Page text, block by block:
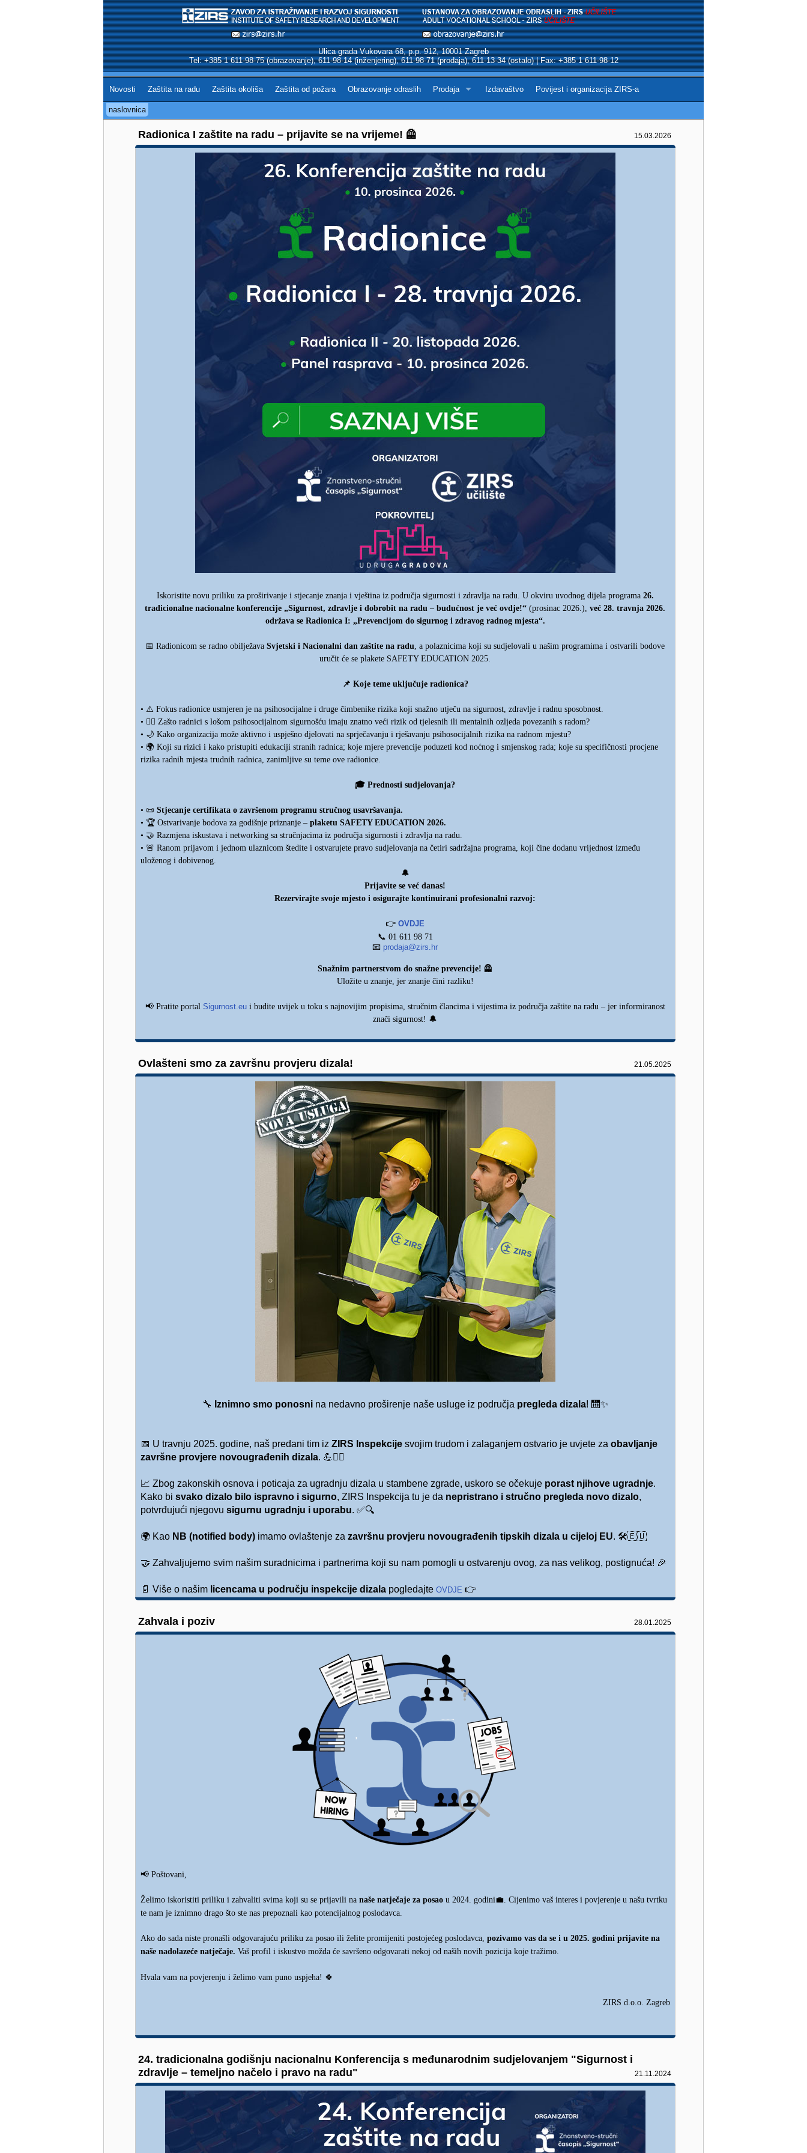
Ulica grada Vukovara 68, p.p. 912, 10001 Zagreb
Tel: +385 1 611-98-75 (obrazovanje), 611-98-14 (inženjering), 611-98-71 (prodaja), 611-13-34 (ostalo) | Fax: +385 1 611-98-12
Novosti Zaštita na radu Zaštita okoliša Zaštita od požara Obrazovanje odraslih Prodaja Izdavaštvo Povijest i organizacija ZIRS-a
naslovnica
Radionica I zaštite na radu – prijavite se na vrijeme! 🦺 15.03.2026
Iskoristite novu priliku za proširivanje i stjecanje znanja i vještina iz područja sigurnosti i zdravlja na radu. U okviru uvodnog dijela programa 26.
tradicionalne nacionalne konferencije „Sigurnost, zdravlje i dobrobit na radu – budućnost je već ovdje!“ (prosinac 2026.), već 28. travnja 2026.
održava se Radionica I: „Prevencijom do sigurnog i zdravog radnog mjesta“.
📅 Radionicom se radno obilježava Svjetski i Nacionalni dan zaštite na radu, a polaznicima koji su sudjelovali u našim programima i ostvarili bodove
uručit će se plakete SAFETY EDUCATION 2025.
📌 Koje teme uključuje radionica?
• ⚠️ Fokus radionice usmjeren je na psihosocijalne i druge čimbenike rizika koji snažno utječu na sigurnost, zdravlje i radnu sposobnost.
• 👷‍♂️ Zašto radnici s lošom psihosocijalnom sigurnošću imaju znatno veći rizik od tjelesnih ili mentalnih ozljeda povezanih s radom?
• 🌙Kako organizacija može aktivno i uspješno djelovati na sprječavanju i rješavanju psihosocijalnih rizika na radnom mjestu?
• 🌍 Koji su rizici i kako pristupiti edukaciji stranih radnica; koje mjere prevencije poduzeti kod noćnog i smjenskog rada; koje su specifičnosti procjene
rizika radnih mjesta trudnih radnica, zanimljive su teme ove radionice.
🎓 Prednosti sudjelovanja?
• 📜 Stjecanje certifikata o završenom programu stručnog usavršavanja.
• 🏆Ostvarivanje bodova za godišnje priznanje – plaketu SAFETY EDUCATION 2026.
• 🤝Razmjena iskustava i networking sa stručnjacima iz područja sigurnosti i zdravlja na radu.
• 🚨 Ranom prijavom i jednom ulaznicom štedite i ostvarujete pravo sudjelovanja na četiri sadržajna programa, koji čine dodanu vrijednost između
uloženog i dobivenog.
🔔
Prijavite se već danas!
Rezervirajte svoje mjesto i osigurajte kontinuirani profesionalni razvoj:
👉 OVDJE
📞 01 611 98 71
📧 prodaja@zirs.hr
Snažnim partnerstvom do snažne prevencije! 🦺
Uložite u znanje, jer znanje čini razliku!
📢Pratite portal Sigurnost.eui budite uvijek u toku s najnovijim propisima, stručnim člancima i vijestima iz područja zaštite na radu – jer informiranost
znači sigurnost! 🔔
Ovlašteni smo za završnu provjeru dizala! 21.05.2025
🔧 Iznimno smo ponosnina nedavno proširenje naše usluge iz područja pregleda dizala! 🛗✨
📅 U travnju 2025. godine, naš predani tim iz ZIRS Inspekcijesvojim trudom i zalaganjem ostvario je uvjete za obavljanje
završne provjere novougrađenih dizala. 💪👷‍♂️
📈 Zbog zakonskih osnova i poticaja za ugradnju dizala u stambene zgrade, uskoro se očekuje porast njihove ugradnje.
Kako bi svako dizalo bilo ispravno i sigurno, ZIRS Inspekcija tu je da nepristrano i stručno pregleda novo dizalo,
potvrđujući njegovu sigurnu ugradnju i uporabu. ✅🔍
🌍Kao NB (notified body)imamo ovlaštenje za završnu provjeru novougrađenih tipskih dizala u cijeloj EU. 🛠️🇪🇺
🤝 Zahvaljujemo svim našim suradnicima i partnerima koji su nam pomogli u ostvarenju ovog, za nas velikog, postignuća! 🎉
📄 Više o našim licencama u području inspekcije dizalapogledajte OVDJE 👉
Zahvala i poziv 28.01.2025
📢Poštovani,
Želimo iskoristiti priliku i zahvaliti svima koji su se prijavili na naše natječaje za posaou 2024. godini💼. Cijenimo vaš interes i povjerenje u našu tvrtku
te nam je iznimno drago što ste nas prepoznali kao potencijalnog poslodavca.
Ako do sada niste pronašli odgovarajuću priliku za posao ili želite promijeniti postojećeg poslodavca, pozivamo vas da se i u 2025. godini prijavite na
naše nadolazeće natječaje. Vaš profil i iskustvo možda će savršeno odgovarati nekoj od naših novih pozicija koje tražimo.
Hvala vam na povjerenju i želimo vam puno uspjeha! 🍀
ZIRS d.o.o. Zagreb
24. tradicionalna godišnju nacionalnu Konferencija s međunarodnim sudjelovanjem "Sigurnost i
zdravlje – temeljno načelo i pravo na radu"
21.11.2024